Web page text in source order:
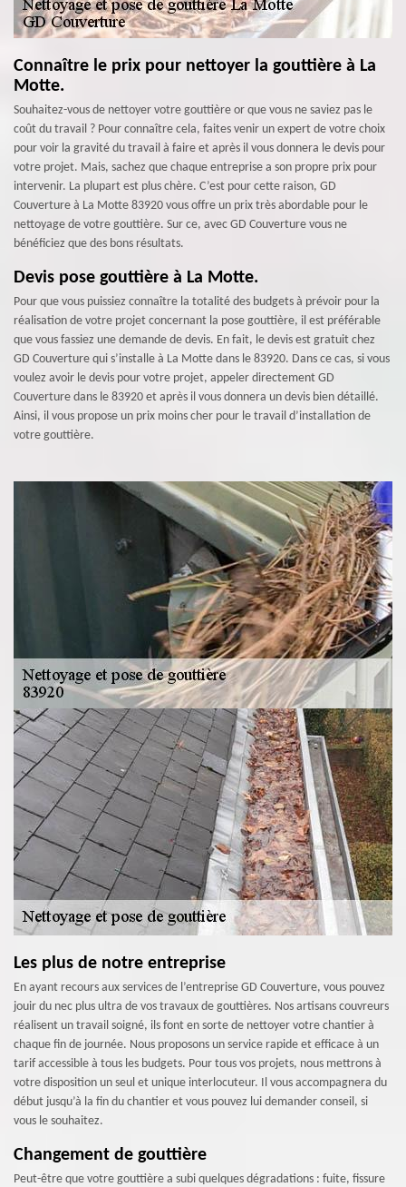
Connaître le prix pour nettoyer la gouttière à La
Motte.
Souhaitez-vous de nettoyer votre gouttière or que vous ne saviez pas le
coût du travail ? Pour connaître cela, faites venir un expert de votre choix
pour voir la gravité du travail à faire et après il vous donnera le devis pour
votre projet. Mais, sachez que chaque entreprise a son propre prix pour
intervenir. La plupart est plus chère. C’est pour cette raison, GD
Couverture à La Motte 83920 vous offre un prix très abordable pour le
nettoyage de votre gouttière. Sur ce, avec GD Couverture vous ne
bénéficiez que des bons résultats.
Devis pose gouttière à La Motte.
Pour que vous puissiez connaître la totalité des budgets à prévoir pour la
réalisation de votre projet concernant la pose gouttière, il est préférable
que vous fassiez une demande de devis. En fait, le devis est gratuit chez
GD Couverture qui s’installe à La Motte dans le 83920. Dans ce cas, si vous
voulez avoir le devis pour votre projet, appeler directement GD
Couverture dans le 83920 et après il vous donnera un devis bien détaillé.
Ainsi, il vous propose un prix moins cher pour le travail d’installation de
votre gouttière.
Les plus de notre entreprise
En ayant recours aux services de l’entreprise GD Couverture, vous pouvez
jouir du nec plus ultra de vos travaux de gouttières. Nos artisans couvreurs
réalisent un travail soigné, ils font en sorte de nettoyer votre chantier à
chaque fin de journée. Nous proposons un service rapide et efficace à un
tarif accessible à tous les budgets. Pour tous vos projets, nous mettrons à
votre disposition un seul et unique interlocuteur. Il vous accompagnera du
début jusqu’à la fin du chantier et vous pouvez lui demander conseil, si
vous le souhaitez.
Changement de gouttière
Peut-être que votre gouttière a subi quelques dégradations : fuite, fissure